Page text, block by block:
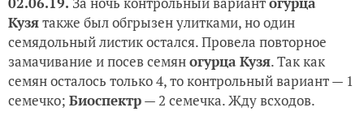
Кузятакже был обгрызен улитками, но один
семядольный листик остался. Провела повторное
замачивание и посев семяногурца Кузя. Так как
семян осталось только 4, то контрольный вариант — 1
семечко; Биоспектр— 2 семечка. Жду всходов.